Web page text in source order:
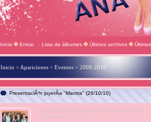
Inicio Entrar :: Lista de álbumes Últimos archivos
Inicio > Apariciones > Eventos > 2009-2010
PresentaciÃ³n joyerÃ­a "Mantra" (26/10/10)
1 Archivo(s), Último añadido el Noviembre 09, 2010
Álbum visto 155 veces